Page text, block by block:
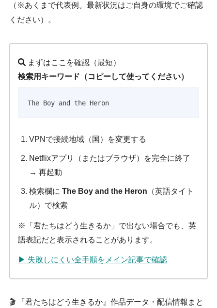
（※あくまで代表例。最新状況はご自身の環境でご確認
ください）。
まずはここを確認（最短）
検索用キーワード（コピーして使ってください）
The Boy and the Heron
VPNで接続地域（国）を変更する
Netflixアプリ（またはブラウザ）を完全に終了
→ 再起動
検索欄に The Boy and the Heron （英語タイト
ル）で検索
※「君たちはどう生きるか」で出ない場合でも、英
語表記だと表示されることがあります。
▶ 失敗しにくい全手順をメイン記事で確認
🎬 『君たちはどう生きるか』作品データ・配信情報まと